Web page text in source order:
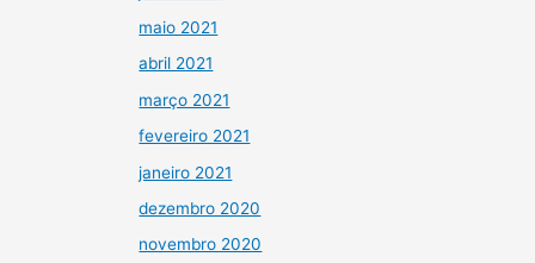
maio 2021
abril 2021
março 2021
fevereiro 2021
janeiro 2021
dezembro 2020
novembro 2020